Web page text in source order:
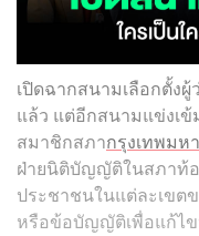
เปิดฉากสนามเลือกตั้งผู้
แล้ว แต่อีกสนามแข่งเ
สมาชิกสภากรุงเทพมห
ฝ่ายนิติบัญญัติในสภาท้
ประชาชนในแต่ละเขต
หรือข้อบัญญัติเพื่อแก้ไ